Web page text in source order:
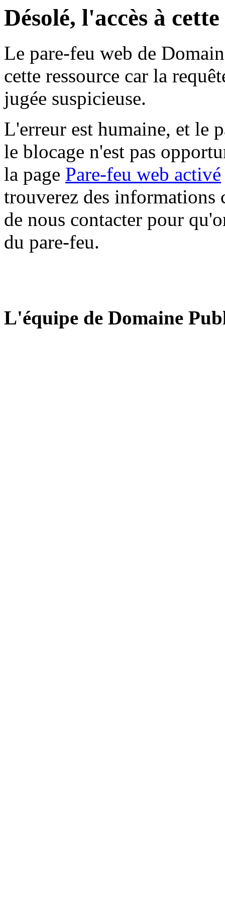
Désolé, l'accès à
Le pare-feu web de
cette ressource car la
jugée suspicieuse.
L'erreur est humaine, et le
le blocage n'est pas
la page Pare-feu web activé
trouverez des informations
de nous contacter pour
du pare-feu.
L'équipe de Domaine